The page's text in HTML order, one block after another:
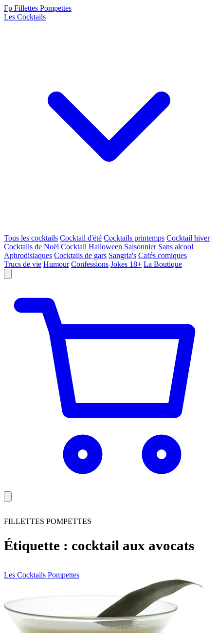
Fp Fillettes Pompettes
Les Cocktails
Tous les cocktails Cocktail d'été Cocktails printemps Cocktail hiver
Cocktails de Noël Cocktail Halloween Saisonnier Sans alcool
Aphrodisiaques Cocktails de gars Sangria's Cafés comiques
Trucs de vie Humour Confessions Jokes 18+ La Boutique
FILLETTES POMPETTES
Étiquette : cocktail aux avocats
Les Cocktails Pompettes